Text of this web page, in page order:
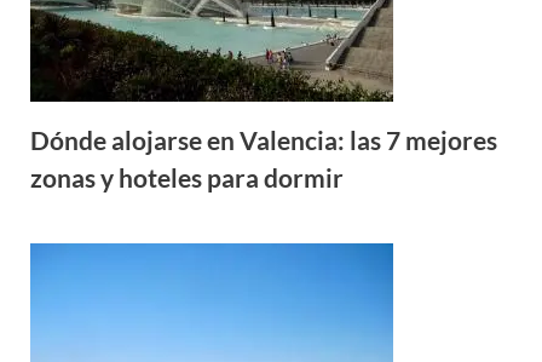
Dónde alojarse en Valencia: las 7 mejores
zonas y hoteles para dormir